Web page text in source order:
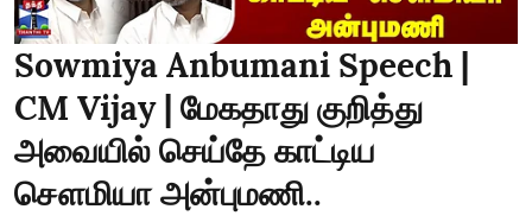
Sowmiya Anbumani Speech |
CM Vijay | மேகதாது குறித்து
அவையில் செய்தே காட்டிய
சௌமியா அன்புமணி..